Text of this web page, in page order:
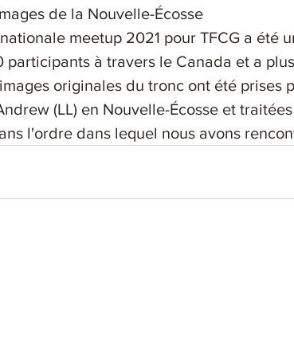
de la Nouvelle-Écosse
meetup 2021 pour TFCG a été
participants à travers le Canada et a
originales du tronc ont été prises
(LL) en Nouvelle-Écosse et
l'ordre dans lequel nous avons